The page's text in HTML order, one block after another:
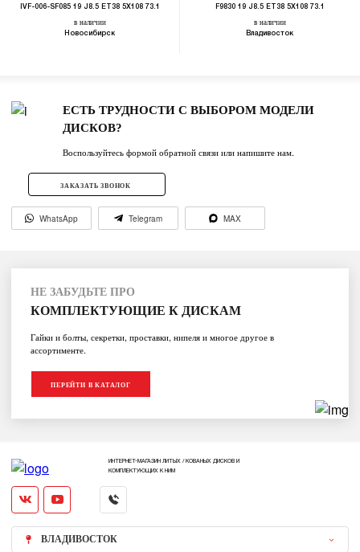
IVF-006-SF085 19 J8.5 ET38 5X108 73.1
в наличии
Новосибирск
F9830 19 J8.5 ET38 5X108 73.1
в наличии
Владивосток
ЕСТЬ ТРУДНОСТИ С ВЫБОРОМ МОДЕЛИ
ДИСКОВ?
Воспользуйтесь формой обратной связи или напишите нам.
ЗАКАЗАТЬ ЗВОНОК
WhatsApp Telegram MAX
НЕ ЗАБУДЬТЕ ПРО
КОМПЛЕКТУЮЩИЕ К ДИСКАМ
Гайки и болты, секретки, проставки, нипеля и многое другое в
ассортименте.
ПЕРЕЙТИ В КАТАЛОГ
ИНТЕРНЕТ-МАГАЗИН ЛИТЫХ / КОВАНЫХ ДИСКОВ И
КОМПЛЕКТУЮЩИХ К НИМ
ВЛАДИВОСТОК